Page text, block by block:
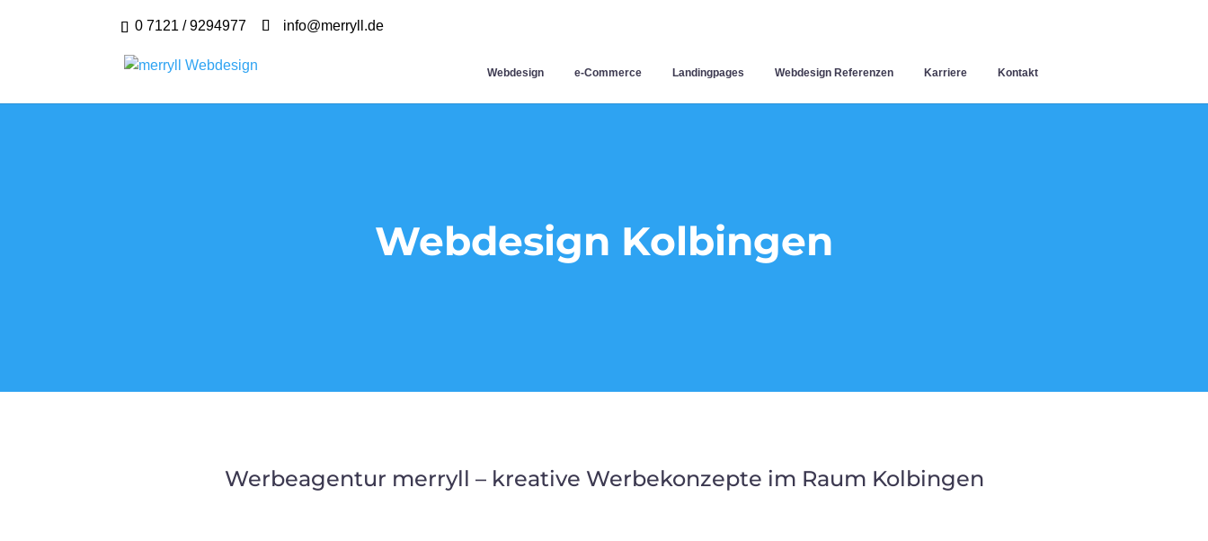
0 7121 / 9294977 info@merryll.de
Webdesign e-Commerce Landingpages Webdesign Referenzen Karriere Kontakt
Webdesign Kolbingen
Werbeagentur merryll – kreative Werbekonzepte im Raum Kolbingen